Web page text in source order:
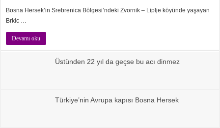
Bosna Hersek’in Srebrenica Bölgesi’ndeki Zvornik – Liplje köyünde yaşayan
Brkic …
Devamı oku
Üstünden 22 yıl da geçse bu acı dinmez
Türkiye’nin Avrupa kapısı Bosna Hersek